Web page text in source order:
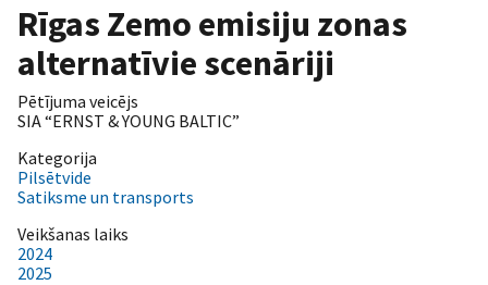
Rīgas Zemo emisiju zonas
alternatīvie scenāriji
Pētījuma veicējs
SIA “ERNST & YOUNG BALTIC”
Kategorija
Pilsētvide
Satiksme un transports
Veikšanas laiks
2024
2025